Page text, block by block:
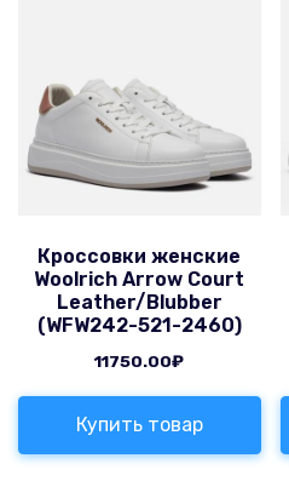
Кроссовки женские
Woolrich Arrow Court
Leather/Blubber
(WFW242-521-2460)
11750.00₽
Купить товар